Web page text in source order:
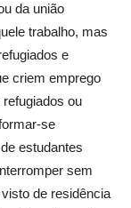
da união
trabalho, mas
e
criem emprego
ou
se
estudantes
sem
de residência